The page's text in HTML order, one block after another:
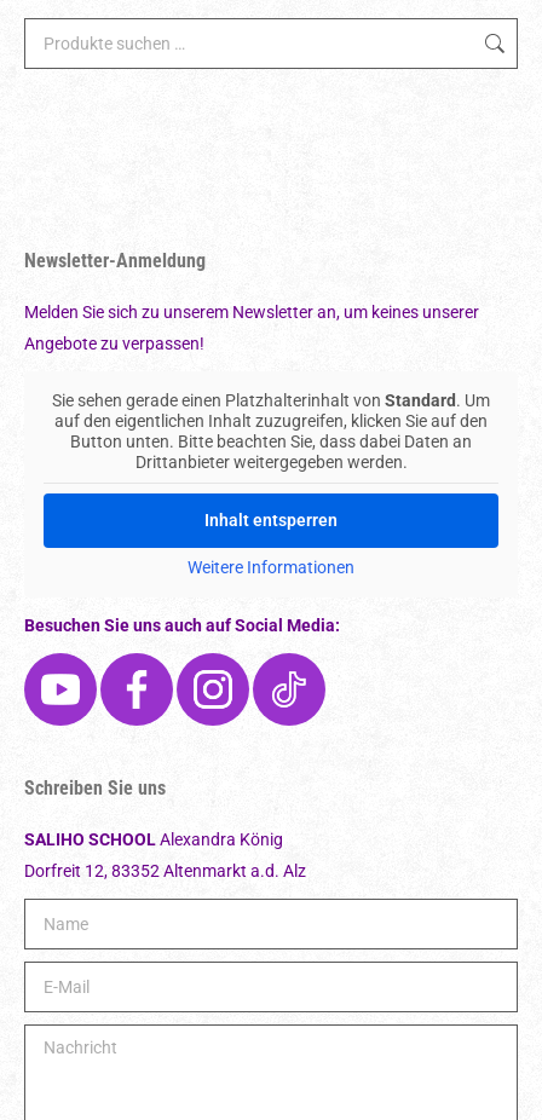
Newsletter-Anmeldung
Melden Sie sich zu unserem Newsletter an, um keines unserer
Angebote zu verpassen!
Sie sehen gerade einen Platzhalterinhalt von Standard . Um
auf den eigentlichen Inhalt zuzugreifen, klicken Sie auf den
Button unten. Bitte beachten Sie, dass dabei Daten an
Drittanbieter weitergegeben werden.
Inhalt entsperren
Weitere Informationen
Besuchen Sie uns auch auf Social Media:
Schreiben Sie uns
SALIHO SCHOOLAlexandra König
Dorfreit 12, 83352 Altenmarkt a.d. Alz